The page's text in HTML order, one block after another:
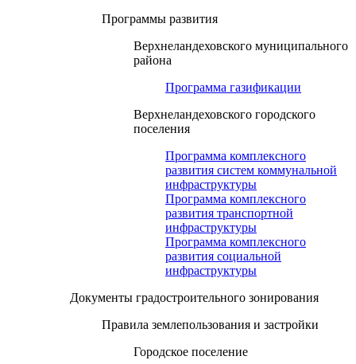
Программы развития
Верхнеландеховского муниципального
района
Программа газификации
Верхнеландеховского городского
поселения
Программа комплексного
развития систем коммунальной
инфраструктуры
Программа комплексного
развития транспортной
инфраструктуры
Программа комплексного
развития социальной
инфраструктуры
Документы градостроительного зонирования
Правила землепользования и застройки
Городское поселение